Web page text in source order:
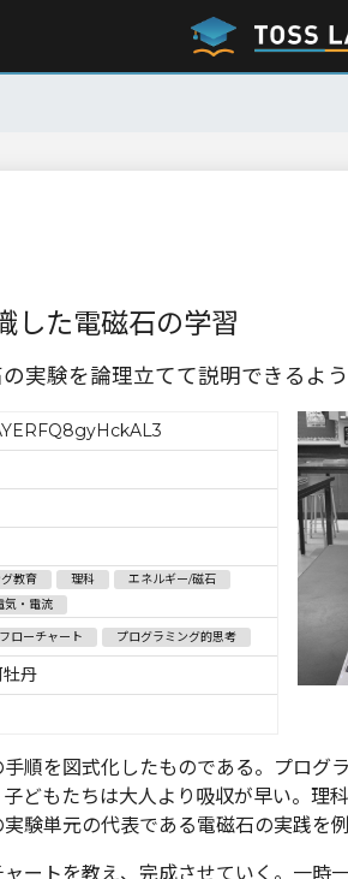
した電磁石の学習
実験を論理立てて説明できるよ
教育 理科
エネルギー/磁石
気・電流
フローチャート プログラミング的思考
牡丹
順を図式化したものである。プログ
どもたちは大人より吸収が早い。理
験単元の代表である電磁石の実践を例
ートを教え、完成させていく。一時